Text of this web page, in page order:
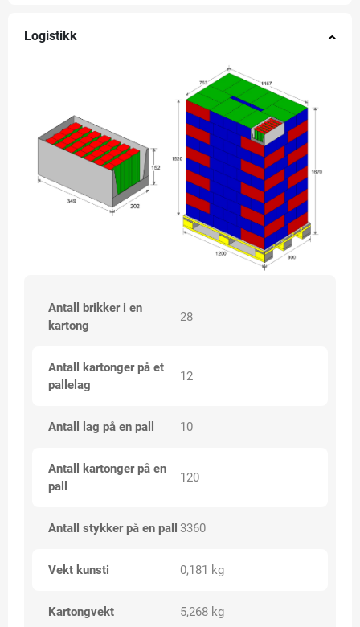
Logistikk
Antall brikker i en
kartong
28
Antall kartonger på et
pallelag
12
Antall lag på en pall 10
Antall kartonger på en
pall
120
Antall stykker på en pall 3360
Vekt kunsti 0,181 kg
Kartongvekt 5,268 kg